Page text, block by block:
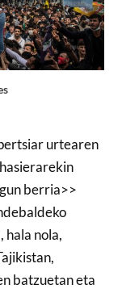
urtearen
berria>>
hala nola,
batzuetan eta